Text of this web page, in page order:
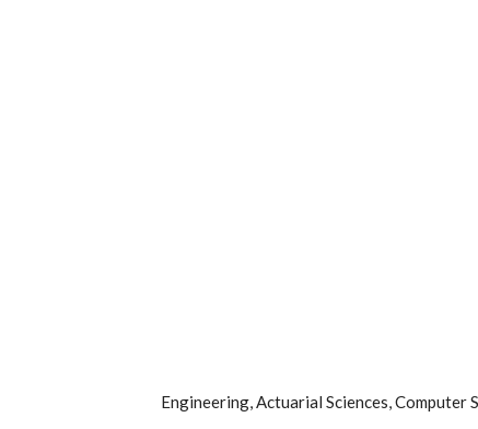
Engineering, Actuarial Sciences,